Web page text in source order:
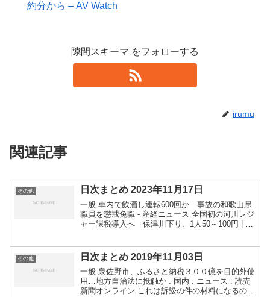
約分から – AV Watch
隙間スキーマ をフォローする
irumu
関連記事
その他 日次まとめ 2023年11月17日
一般 車内で飲酒し運転600回か 事故の和歌山県
職員を懲戒免職 - 産経ニュース 全国初の河川レジ
ャー課税導入へ 保津川下り、1人50～100円 | 毎
その他 日次まとめ 2019年11月03日
一般 泉佐野市、ふるさと納税３００億を目的外使
用…地方自治法に抵触か : 国内 : ニュース : 読売
新聞オンライン これは訴訟の件の材料になるのか